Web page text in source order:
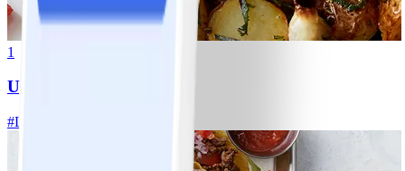
1
Ugnsrostad potatis
#Lätt